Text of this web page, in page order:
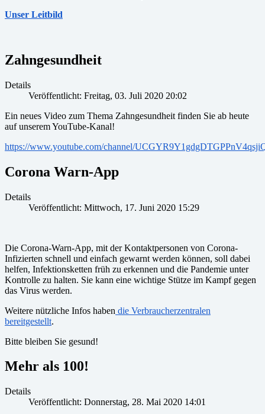
Unser Leitbild
Zahngesundheit
Details
Veröffentlicht: Freitag, 03. Juli 2020 20:02
Ein neues Video zum Thema Zahngesundheit finden Sie ab heute
auf unserem YouTube-Kanal!
https://www.youtube.com/channel/
Corona Warn-App
Details
Veröffentlicht: Mittwoch, 17. Juni 2020 15:29
Die Corona-Warn-App, mit der Kontaktpersonen von Corona-
Infizierten schnell und einfach gewarnt werden können, soll dabei
helfen, Infektionsketten früh zu erkennen und die Pandemie unter
Kontrolle zu halten. Sie kann eine wichtige Stütze im Kampf gegen
das Virus werden.
Weitere nützliche Infos haben die Verbraucherzentralen
bereitgestellt.
Bitte bleiben Sie gesund!
Mehr als 100!
Details
Veröffentlicht: Donnerstag, 28. Mai 2020 14:01